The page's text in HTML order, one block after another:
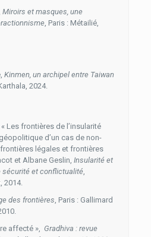
Miroirs et masques, une
, Paris : Métailié,
Kinmen, un archipel entre Taiwan
2024.
Les frontières de l’insularité
d’un cas de non-
légales et frontières
et Albane Geslin, Insularité et
sécurité et conflictualité,
2014.
des frontières, Paris : Gallimard
affecté », Gradhiva : revue